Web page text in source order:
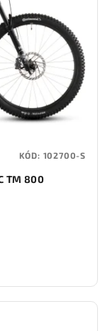
TM 800
KÓD: 102700-S